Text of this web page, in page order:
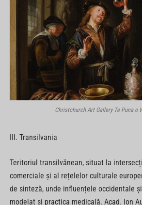
Christchurch Art Gallery Te Puna o
III. Transilvania
Teritoriul transilvănean, situat la
comerciale și al rețelelor culturale
de sinteză, unde influențele occidentale
modelat și practica medicală. Acad. Ion